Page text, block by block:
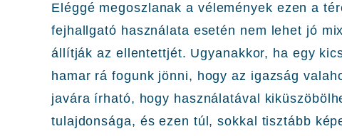
Eléggé megoszlanak a vélemények ezen a
fejhallgató használata esetén nem lehet jó
állítják az ellentettjét. Ugyanakkor, ha egy
hamar rá fogunk jönni, hogy az igazság
javára írható, hogy használatával
tulajdonsága, és ezen túl, sokkal tisztább